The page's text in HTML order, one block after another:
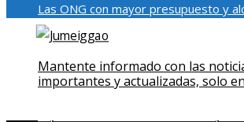
Las ONG con mayor presupuesto y
educaciónImpacto económico y social
impacto en la regulación bancaria
desarrollo social y ambiental en
Mantente informado con las
importantes y actualizadas, solo